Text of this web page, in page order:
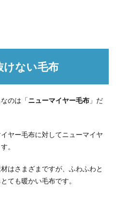
けない毛布
のは「ニューマイヤー毛布 」だ
ヤー毛布に対してニューマイヤ
。
はさまざまですが、ふわふわと
ても暖かい毛布です。